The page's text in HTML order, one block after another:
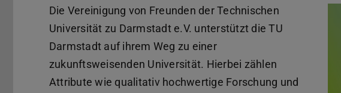
Die Vereinigung von Freunden der Technischen
Universität zu Darmstadt e.V. unterstützt die TU
Darmstadt auf ihrem Weg zu einer
zukunftsweisenden Universität. Hierbei zählen
Attribute wie qualitativ hochwertige Forschung und